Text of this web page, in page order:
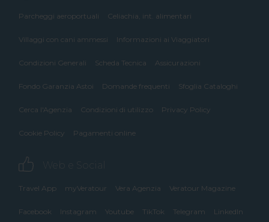
Parcheggi aeroportuali Celiachia, int. alimentari
Villaggi con cani ammessi Informazioni ai Viaggiatori
Condizioni Generali Scheda Tecnica Assicurazioni
Fondo Garanzia Astoi Domande frequenti Sfoglia Cataloghi
Cerca l'Agenzia Condizioni di utilizzo Privacy Policy
Cookie Policy Pagamenti online
Web e Social
Travel App myVeratour Vera Agenzia Veratour Magazine
Facebook Instagram Youtube TikTok Telegram LinkedIn